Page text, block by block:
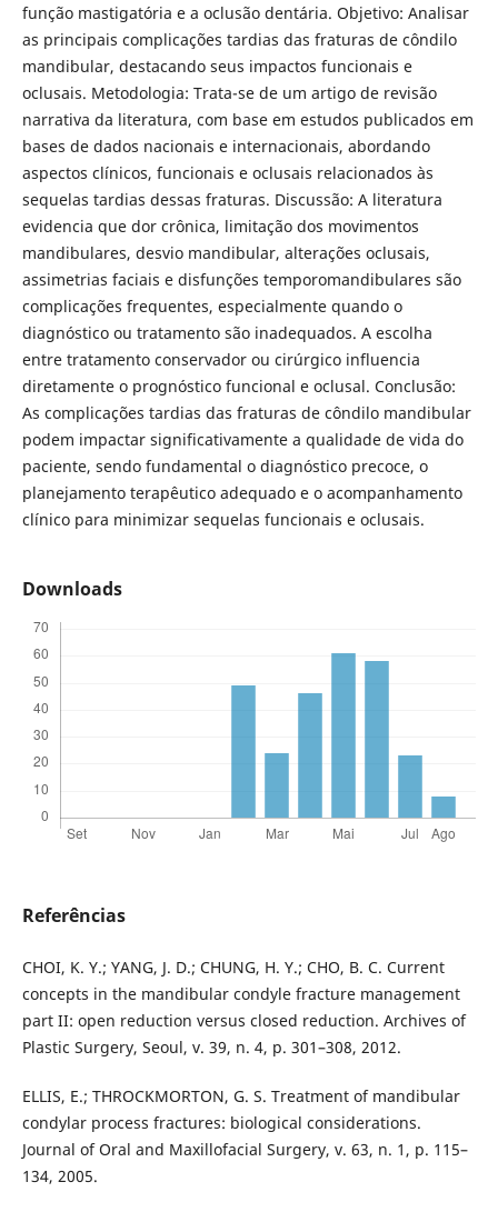
função mastigatória e a oclusão dentária. Objetivo: Analisar
as principais complicações tardias das fraturas de côndilo
mandibular, destacando seus impactos funcionais e
oclusais. Metodologia: Trata-se de um artigo de revisão
narrativa da literatura, com base em estudos publicados em
bases de dados nacionais e internacionais, abordando
aspectos clínicos, funcionais e oclusais relacionados às
sequelas tardias dessas fraturas. Discussão: A literatura
evidencia que dor crônica, limitação dos movimentos
mandibulares, desvio mandibular, alterações oclusais,
assimetrias faciais e disfunções temporomandibulares são
complicações frequentes, especialmente quando o
diagnóstico ou tratamento são inadequados. A escolha
entre tratamento conservador ou cirúrgico influencia
diretamente o prognóstico funcional e oclusal. Conclusão:
As complicações tardias das fraturas de côndilo mandibular
podem impactar significativamente a qualidade de vida do
paciente, sendo fundamental o diagnóstico precoce, o
planejamento terapêutico adequado e o acompanhamento
clínico para minimizar sequelas funcionais e oclusais.
Downloads
Referências
CHOI, K. Y.; YANG, J. D.; CHUNG, H. Y.; CHO, B. C. Current
concepts in the mandibular condyle fracture management
part II: open reduction versus closed reduction. Archives of
Plastic Surgery, Seoul, v. 39, n. 4, p. 301–308, 2012.
ELLIS, E.; THROCKMORTON, G. S. Treatment of mandibular
condylar process fractures: biological considerations.
Journal of Oral and Maxillofacial Surgery, v. 63, n. 1, p. 115–
134, 2005.